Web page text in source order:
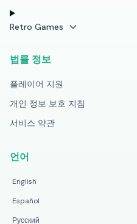
Retro Games
법률 정보
플레이어 지원
개인 정보 보호 지침
서비스 약관
언어
English
Español
Русский